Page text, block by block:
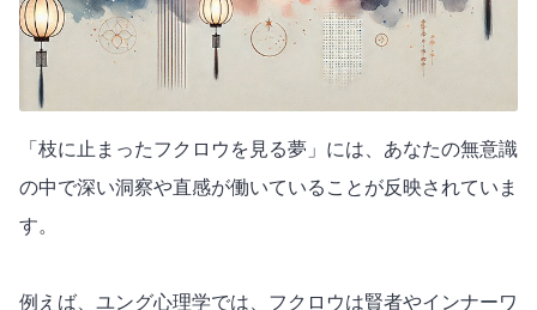
「枝に止まったフクロウを見る夢」には、あなたの無意識
の中で深い洞察や直感が働いていることが反映されていま
す。
例えば、ユング心理学では、フクロウは賢者やインナーワ